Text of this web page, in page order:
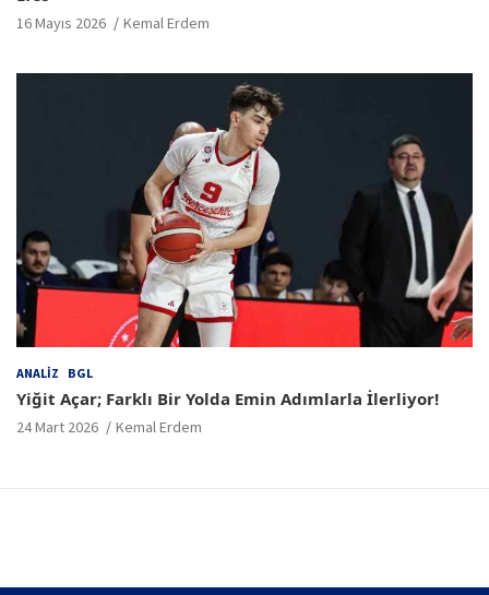
16 Mayıs 2026 Kemal Erdem
ANALIZ BGL
Yiğit Açar; Farklı Bir Yolda Emin Adımlarla İlerliyor!
24 Mart 2026 Kemal Erdem